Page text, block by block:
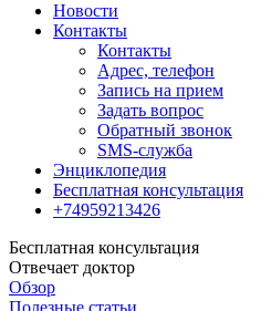
Новости
Контакты
Контакты
Адрес, телефон
Запись на прием
Задать вопрос
Обратный звонок
SMS-служба
Энциклопедия
Бесплатная консультация
+74959213426
Бесплатная консультация
Отвечает доктор
Обзор
Полезные статьи